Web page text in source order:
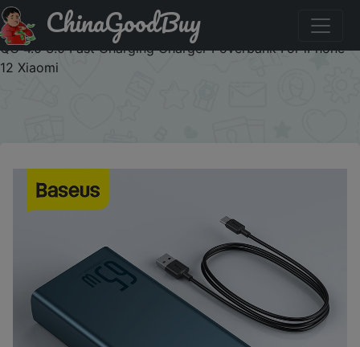
Придбати по знижці 4RV477Z5BRDF Baseus 22.5W/65W
Power Bank 20000mAh Portable Powerbank Quick Charge
QC 4.0 3.0 Fast Charging Charger Poverbank For iPhone
12 Xiaomi
ChinaGoodBuy